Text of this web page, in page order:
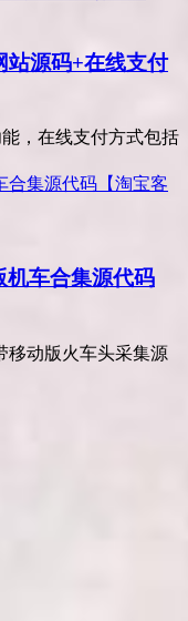
站源码+在线支付
，在线支付方式包括
机车合集源代码
移动版火车头采集源